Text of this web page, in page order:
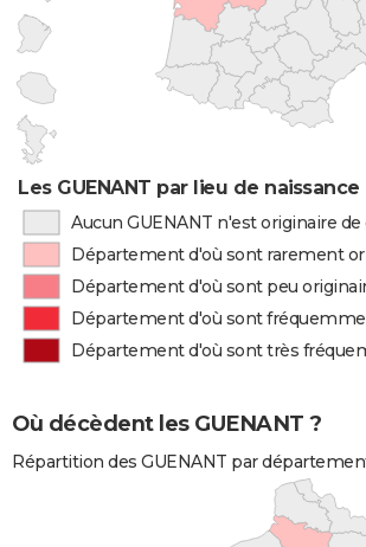
Les GUENANT par lieu de naissance
Aucun GUENANT n'est originaire
Département d'où sont rarement
Département d'où sont peu
Département d'où sont
Département d'où sont très
Où décèdent les GUENANT ?
Répartition des GUENANT par